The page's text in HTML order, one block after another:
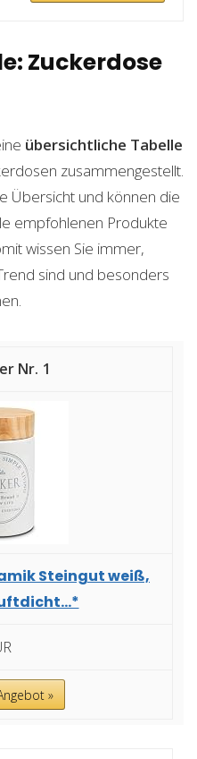
Zuckerdose
übersichtliche Tabelle
zusammengestellt.
Übersicht und können die
empfohlenen Produkte
wissen Sie immer,
sind und besonders
1
Steingut weiß,
»